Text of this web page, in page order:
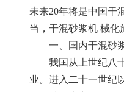
未来20年将是中国干
当，干混砂浆机 械化
一、国内干混砂
我国从上世纪八十
业。进入二十一世纪